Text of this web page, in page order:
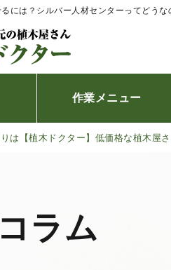
には？シルバー人材センターってどう
作業メニュー
伐採、抜根
は【植木ドクター】低価格な植木屋
ラム